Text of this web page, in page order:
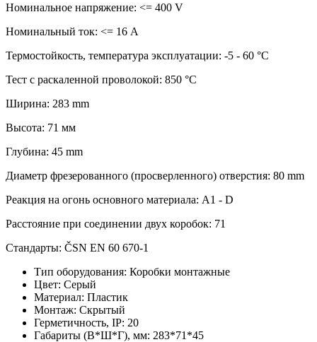
Номинальное напряжение: <= 400 V
Номинальный ток: <= 16 A
Термостойкость, температура эксплуатации: -5 - 60 °C
Тест с раскаленной проволокой: 850 °C
Ширина: 283 mm
Высота: 71 мм
Глубина: 45 mm
Диаметр фрезерованного (просверленного) отверстия: 80 mm
Реакция на огонь основного материала: A1 - D
Расстояние при соединении двух коробок: 71
Стандарты: ČSN EN 60 670-1
Тип оборудования: Коробки монтажные
Цвет: Серый
Материал: Пластик
Монтаж: Скрытый
Герметичность, IP: 20
Габариты (В*Ш*Г), мм: 283*71*45